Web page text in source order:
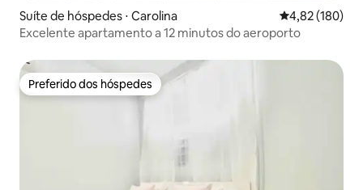
Suíte de hóspedes ⋅ Carolina 4,82 de uma
4,82 (180)
Excelente apartamento a 12 minutos do aeroporto
Preferido dos hóspedes
Preferido dos hóspedes